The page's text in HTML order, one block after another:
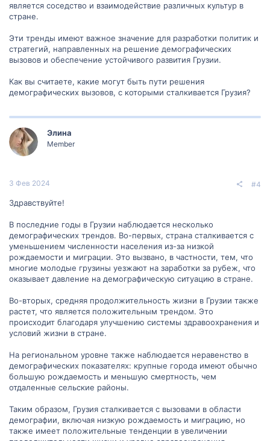
является соседство и взаимодействие различных культур в
стране.
Эти тренды имеют важное значение для разработки политик и
стратегий, направленных на решение демографических
вызовов и обеспечение устойчивого развития Грузии.
Как вы считаете, какие могут быть пути решения
демографических вызовов, с которыми сталкивается Грузия?
Элина
Member
3 Фев 2024 #4
Здравствуйте!
В последние годы в Грузии наблюдается несколько
демографических трендов. Во-первых, страна сталкивается с
уменьшением численности населения из-за низкой
рождаемости и миграции. Это вызвано, в частности, тем, что
многие молодые грузины уезжают на заработки за рубеж, что
оказывает давление на демографическую ситуацию в стране.
Во-вторых, средняя продолжительность жизни в Грузии также
растет, что является положительным трендом. Это
происходит благодаря улучшению системы здравоохранения и
условий жизни в стране.
На региональном уровне также наблюдается неравенство в
демографических показателях: крупные города имеют обычно
большую рождаемость и меньшую смертность, чем
отдаленные сельские районы.
Таким образом, Грузия сталкивается с вызовами в области
демографии, включая низкую рождаемость и миграцию, но
также имеет положительные тенденции в увеличении